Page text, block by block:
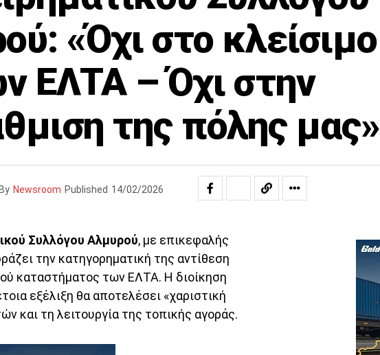
«Όχι στο κλείσιμο
ΕΛΤΑ – Όχι στην
της πόλης μας»
By Newsroom Published 14/02/2026
Συλλόγου Αλμυρού, με επικεφαλής
την κατηγορηματική της αντίθεση
καταστήματος των ΕΛΤΑ. Η διοίκηση
εξέλιξη θα αποτελέσει «χαριστική
και τη λειτουργία της τοπικής αγοράς.